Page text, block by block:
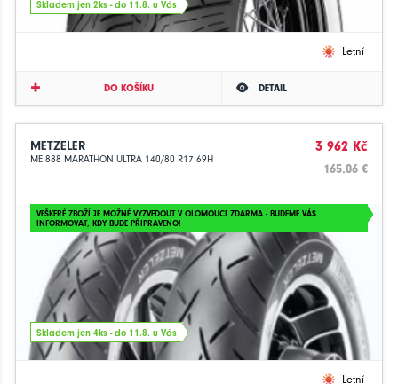
Skladem jen 2ks - do 11.8. u Vás
Letní
DO KOŠÍKU DETAIL
METZELER
ME 888 MARATHON ULTRA 140/80 R17 69H
3 962 Kč
165.06 €
VEŠKERÉ ZBOŽÍ JE MOŽNÉ VYZVEDOUT V OLOMOUCI ZDARMA - BUDEME VÁS
INFORMOVAT, KDY BUDE PŘIPRAVENO!
Skladem jen 4ks - do 11.8. u Vás
Letní